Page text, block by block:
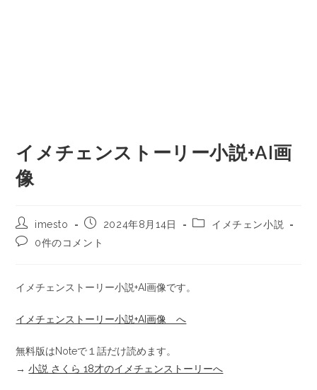
イメチェンストーリー小説+AI画
像
imesto 2024年8月14日
イメチェン小説
0件のコメント
イメチェンストーリー小説+AI画像です。
イメチェンストーリー小説+AI画像 へ
無料版はNoteで１話だけ読めます。
→小説 さくら 18才のイメチェンストーリーへ